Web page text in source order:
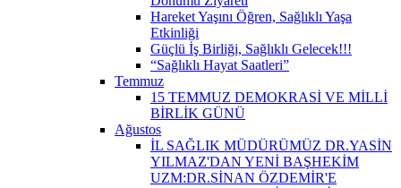
Hareket Yaşını Öğren, Sağlıklı Yaşa
Etkinliği
Güçlü İş Birliği, Sağlıklı Gelecek!!!
“Sağlıklı Hayat Saatleri”
Temmuz
15 TEMMUZ DEMOKRASİ VE MİLLİ
BİRLİK GÜNÜ
Ağustos
İL SAĞLIK MÜDÜRÜMÜZ DR.YASİN
YILMAZ'DAN YENİ BAŞHEKİM
UZM:DR.SİNAN ÖZDEMİR'E